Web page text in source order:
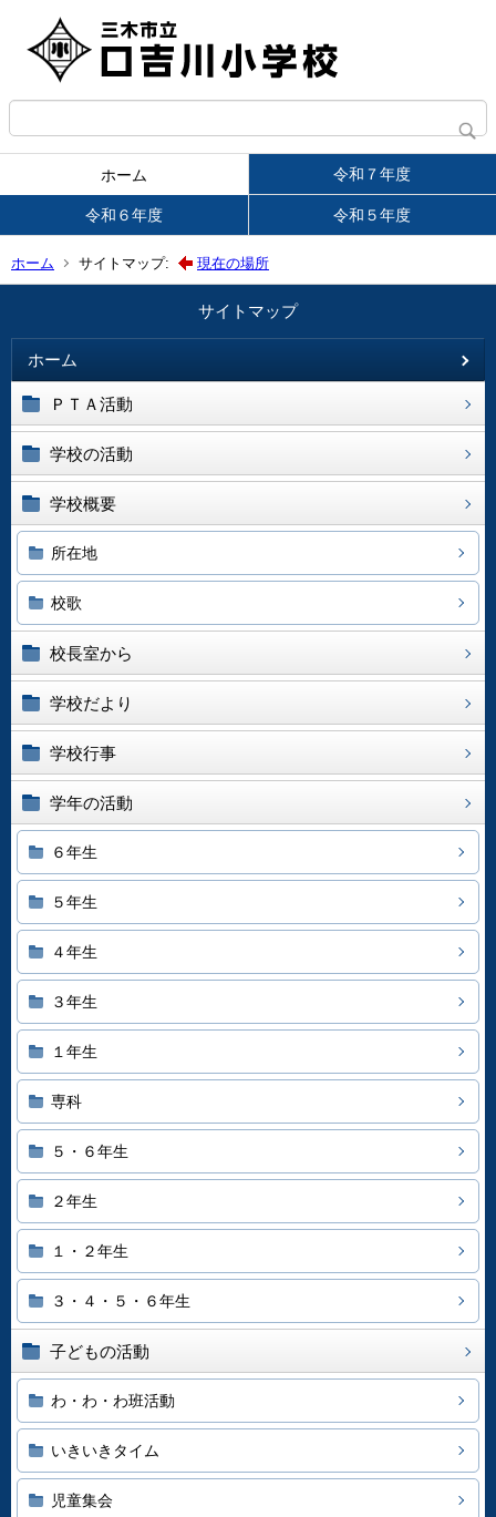
ホーム 令和７年度
令和６年度 令和５年度
ホーム サイトマップ: 現在の場所
サイトマップ
ホーム
ＰＴＡ活動
学校の活動
学校概要
所在地
校歌
校長室から
学校だより
学校行事
学年の活動
６年生
５年生
４年生
３年生
１年生
専科
５・６年生
２年生
１・２年生
３・４・５・６年生
子どもの活動
わ・わ・わ班活動
いきいきタイム
児童集会